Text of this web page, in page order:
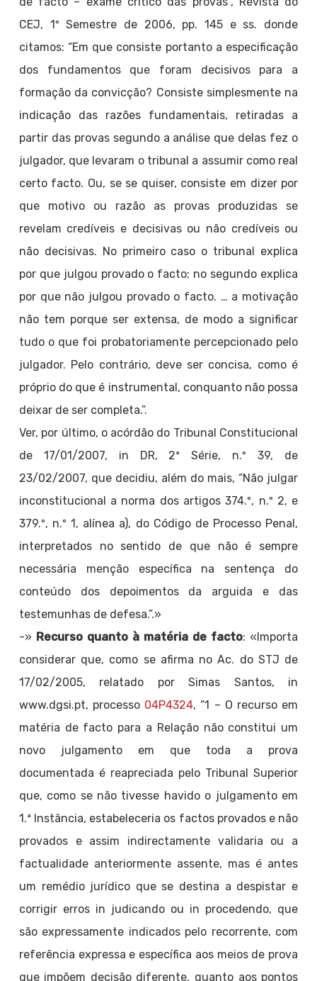
CEJ, 1º Semestre de 2006, pp. 145 e ss. donde
citamos: “Em que consiste portanto a especificação
dos fundamentos que foram decisivos para a
formação da convicção? Consiste simplesmente na
indicação das razões fundamentais, retiradas a
partir das provas segundo a análise que delas fez o
julgador, que levaram o tribunal a assumir como real
certo facto. Ou, se se quiser, consiste em dizer por
que motivo ou razão as provas produzidas se
revelam credíveis e decisivas ou não credíveis ou
não decisivas. No primeiro caso o tribunal explica
por que julgou provado o facto; no segundo explica
por que não julgou provado o facto. … a motivação
não tem porque ser extensa, de modo a significar
tudo o que foi probatoriamente percepcionado pelo
julgador. Pelo contrário, deve ser concisa, como é
próprio do que é instrumental, conquanto não possa
deixar de ser completa.”.
Ver, por último, o acórdão do Tribunal Constitucional
de 17/01/2007, in DR, 2ª Série, n.º 39, de
23/02/2007, que decidiu, além do mais, “Não julgar
inconstitucional a norma dos artigos 374.º, n.º 2, e
379.º, n.º 1, alínea a), do Código de Processo Penal,
interpretados no sentido de que não é sempre
necessária menção específica na sentença do
conteúdo dos depoimentos da arguida e das
testemunhas de defesa.”.»
-» Recurso quanto à matéria de facto: «Importa
considerar que, como se afirma no Ac. do STJ de
17/02/2005, relatado por Simas Santos, in
www.dgsi.pt, processo 04P4324, “1 – O recurso em
matéria de facto para a Relação não constitui um
novo julgamento em que toda a prova
documentada é reapreciada pelo Tribunal Superior
que, como se não tivesse havido o julgamento em
1.ª Instância, estabeleceria os factos provados e não
provados e assim indirectamente validaria ou a
factualidade anteriormente assente, mas é antes
um remédio jurídico que se destina a despistar e
corrigir erros in judicando ou in procedendo, que
são expressamente indicados pelo recorrente, com
referência expressa e específica aos meios de prova
que impõem decisão diferente, quanto aos pontos